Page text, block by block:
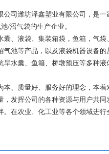
司潍坊泽鑫塑业有限公司，是一
/沼气袋的生产企业。
液袋、集装箱袋，鱼箱，气袋
气池等产品，以及液袋机器设备
旱水囊、鱼箱、桥墩预压等多种
、质量好、服务好的理念，本着
，发挥公司的各种资源与用户共
在农业、化工业等各个领域进行